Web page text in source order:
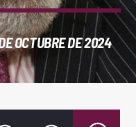
OCTUBRE DE 2024